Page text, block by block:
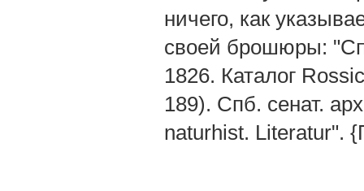
ничего, как
своей брошюры:
1826. Каталог
189). Спб. сенат.
naturhist. Literatur".